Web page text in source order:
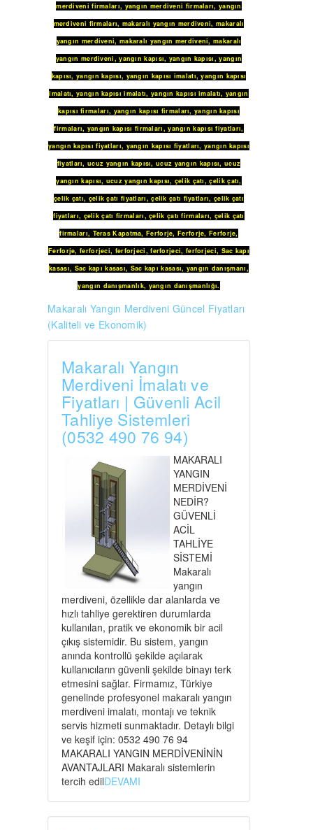
merdiveni firmaları, yangın merdiveni firmaları, yangın
merdiveni firmaları, makaralı yangın merdiveni,makaralı
yangın merdiveni, makaralı yangın merdiveni,makaralı
yangın merdiveni,yangın kapısı, yangın kapısı,yangın
kapısı,yangın kapısı, yangın kapısı imalatı,yangın kapısı
imalatı,yangın kapısı imalatı, yangın kapısı imalatı, yangın
kapısı firmaları, yangın kapısı firmaları,yangın kapısı
firmaları, yangın kapısı firmaları,yangın kapısı fiyatları,
yangın kapısı fiyatları, yangın kapısı fiyatları,yangın kapısı
fiyatları,ucuz yangın kapısı,ucuz yangın kapısı,ucuz
yangın kapısı, ucuz yangın kapısı, çelik çatı,çelik çatı,
çelik çatı, çelik çatı fiyatları,çelik çatı fiyatları, çelik çatı
fiyatları, çelik çatı firmaları,çelik çatı firmaları, çelik çatı
firmaları, Teras Kapatma,Ferforje,Ferforje,Ferforje,
Ferforje,ferforjeci, ferforjeci,ferforjeci, ferforjeci, Sac kapı
kasası, Sac kapı kasası, Sac kapı kasası, yangın danışmanı,
yangın danışmanlık, yangın danışmanlığı.
Makaralı Yangın Merdiveni Güncel Fiyatları
(Kaliteli ve Ekonomik)
Makaralı Yangın
Merdiveni İmalatı ve
Fiyatları | Güvenli Acil
Tahliye Sistemleri
(0532 490 76 94)
MAKARALI
YANGIN
MERDİVENİ
NEDİR?
GÜVENLİ
ACİL
TAHLİYE
SİSTEMİ
Makaralı
yangın
merdiveni, özellikle dar alanlarda ve
hızlı tahliye gerektiren durumlarda
kullanılan, pratik ve ekonomik bir acil
çıkış sistemidir. Bu sistem, yangın
anında kontrollü şekilde açılarak
kullanıcıların güvenli şekilde binayı terk
etmesini sağlar. Firmamız, Türkiye
genelinde profesyonel makaralı yangın
merdiveni imalatı, montajı ve teknik
servis hizmeti sunmaktadır. Detaylı bilgi
ve keşif için: 0532 490 76 94
MAKARALI YANGIN MERDİVENİNİN
AVANTAJLARI Makaralı sistemlerin
tercih edilDEVAMI